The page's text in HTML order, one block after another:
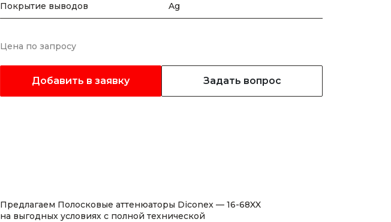
Покрытие выводов Ag
Цена по запросу
Добавить в заявку Задать вопрос
Предлагаем Полосковые аттенюаторы Diconex — 16-68XX
на выгодных условиях с полной технической